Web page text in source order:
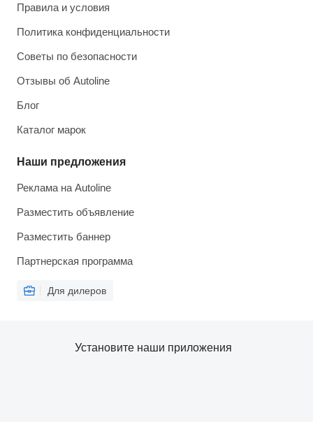
Правила и условия
Политика конфиденциальности
Советы по безопасности
Отзывы об Autoline
Блог
Каталог марок
Наши предложения
Реклама на Autoline
Разместить объявление
Разместить баннер
Партнерская программа
Для дилеров
Установите наши приложения